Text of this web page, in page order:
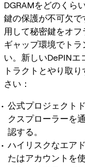
DGRAMをどのくら
鍵の保護が不可欠
用して秘密鍵をオ
ギャップ環境でト
い。新しいDePINエ
トラクトとやり取
さい：
公式プロジェクト
クスプローラーを
認する。
ハイリスクなエア
たはアカウントを